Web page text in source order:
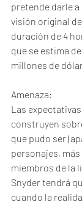
pretende darle
visión original
duración de 4
que se estima
millones de
Amenaza:
Las
construyen
que pudo ser
personajes,
miembros de la
Snyder tendrá
cuando la